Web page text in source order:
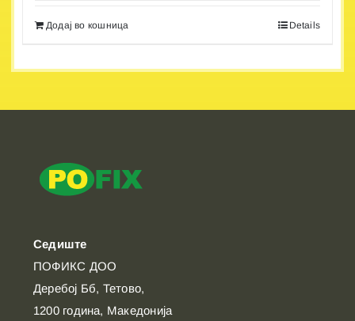
Додај во кошница Details
Седиште
ПОФИКС ДОО
Деребој Бб, Тетово,
1200 година, Македонија